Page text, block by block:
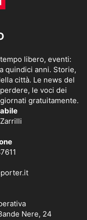
libero, eventi:
quindici anni. Storie,
città. Le news del
le voci dei
gratuitamente.
Nere, 24